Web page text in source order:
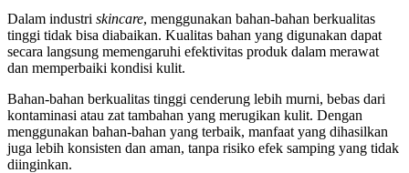
Dalam industri skincare, menggunakan bahan-bahan berkualitas
tinggi tidak bisa diabaikan. Kualitas bahan yang digunakan dapat
secara langsung memengaruhi efektivitas produk dalam merawat
dan memperbaiki kondisi kulit.
Bahan-bahan berkualitas tinggi cenderung lebih murni, bebas dari
kontaminasi atau zat tambahan yang merugikan kulit. Dengan
menggunakan bahan-bahan yang terbaik, manfaat yang dihasilkan
juga lebih konsisten dan aman, tanpa risiko efek samping yang tidak
diinginkan.